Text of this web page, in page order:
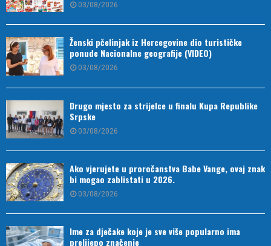
03/08/2026
Ženski pčelinjak iz Hercegovine dio turističke
ponude Nacionalne geografije (VIDEO)
03/08/2026
Drugo mjesto za strijelce u finalu Kupa Republike
Srpske
03/08/2026
Ako vjerujete u proročanstva Babe Vange, ovaj znak
bi mogao zablistati u 2026.
03/08/2026
Ime za dječake koje je sve više popularno ima
prelijepo značenje